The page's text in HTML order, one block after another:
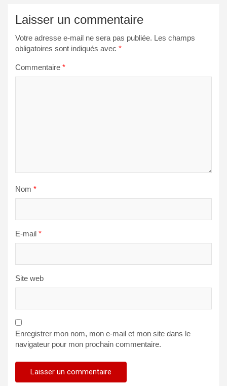
Laisser un commentaire
Votre adresse e-mail ne sera pas publiée. Les champs
obligatoires sont indiqués avec *
Commentaire *
Nom *
E-mail *
Site web
Enregistrer mon nom, mon e-mail et mon site dans le
navigateur pour mon prochain commentaire.